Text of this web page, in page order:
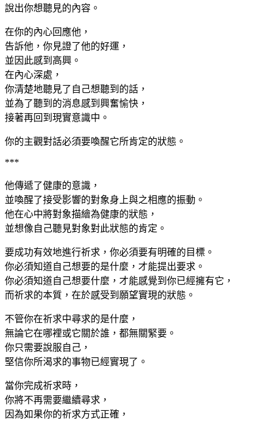
說出你想聽見的內容。
在你的內心回應他，
告訴他，你見證了他的好運，
並因此感到高興。
在內心深處，
你清楚地聽見了自己想聽到的話，
並為了聽到的消息感到興奮愉快，
接著再回到現實意識中。
你的主觀對話必須要喚醒它所肯定的狀態。
***
他傳遞了健康的意識，
並喚醒了接受影響的對象身上與之相應的振動。
他在心中將對象描繪為健康的狀態，
並想像自己聽見對象對此狀態的肯定。
要成功有效地進行祈求，你必須要有明確的目標。
你必須知道自己想要的是什麼，才能提出要求。
你必須知道自己想要什麼，才能感覺到你已經擁有它，
而祈求的本質，在於感受到願望實現的狀態。
不管你在祈求中尋求的是什麼，
無論它在哪裡或它關於誰，都無關緊要。
你只需要說服自己，
堅信你所渴求的事物已經實現了。
當你完成祈求時，
你將不再需要繼續尋求，
因為如果你的祈求方式正確，